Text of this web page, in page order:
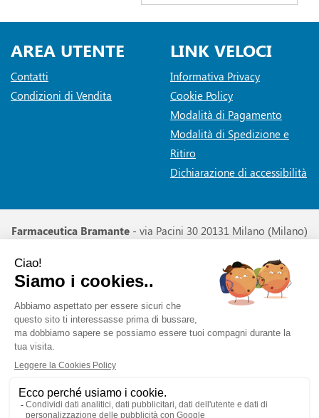
AREA UTENTE
Contatti
Condizioni di Vendita
LINK VELOCI
Informativa Privacy
Cookie Policy
Modalità di Pagamento
Modalità di Spedizione e
Ritiro
Dichiarazione di accessibilità
Farmaceutica Bramante - via Pacini 30 20131 Milano (Milano)
Web DesignFulcri srl